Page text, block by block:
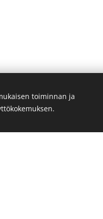
regarding
toiminnan ja